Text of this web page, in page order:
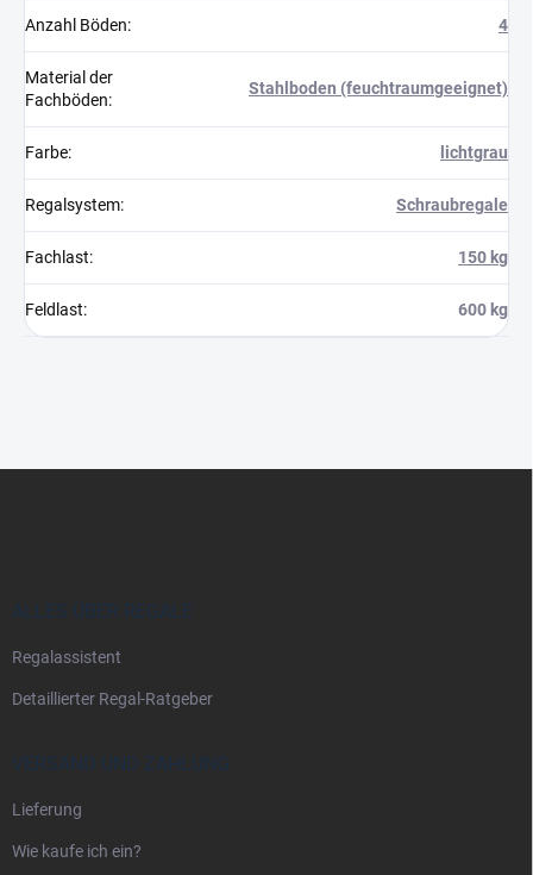
Anzahl Böden: 4
Material der
Fachböden:
Stahlboden (feuchtraumgeeignet)
Farbe: lichtgrau
Regalsystem: Schraubregale
Fachlast: 150 kg
Feldlast: 600 kg
ALLES ÜBER REGALE
Regalassistent
Detaillierter Regal-Ratgeber
VERSAND UND ZAHLUNG
Lieferung
Wie kaufe ich ein?